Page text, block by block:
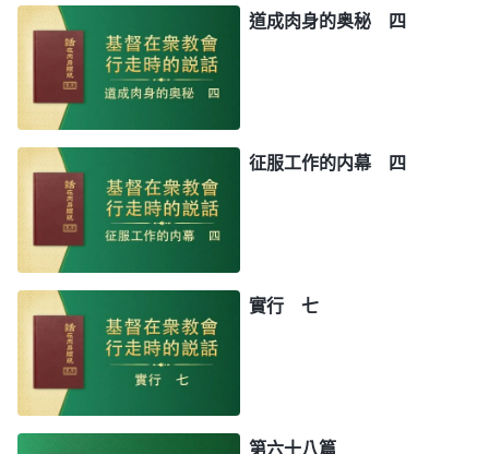
道成肉身的奥秘 四
征服工作的内幕 四
實行 七
第六十八篇